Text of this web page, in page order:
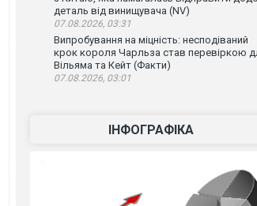
деталь від винищувача (NV)
07.08.2026, 03:31
Випробування на міцність: несподіваний
крок короля Чарльза став перевіркою
Вільяма та Кейт (Факти)
07.08.2026, 03:01
ІНФОГРАФІКА